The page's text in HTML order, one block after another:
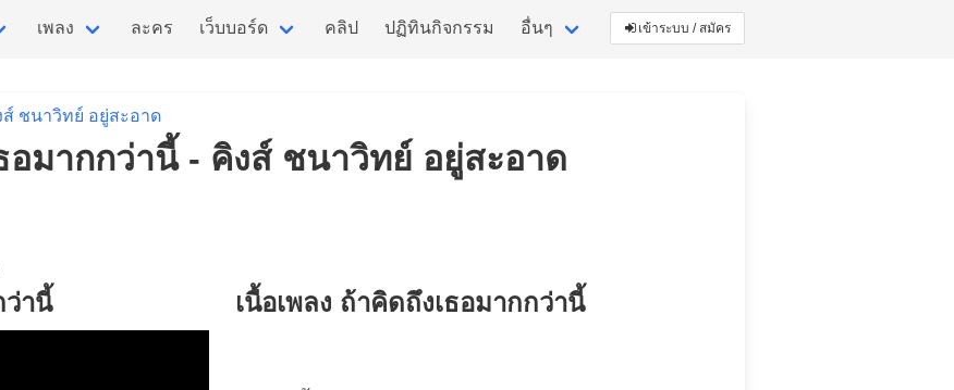
เพลง ละคร เว็บบอร์ด คลิป ปฏิทินกิจกรรม อื่นๆ เข้าระบบ / สมัคร
ส์ ชนาวิทย์ อยู่สะอาด
อมากกว่านี้ - คิงส์ ชนาวิทย์ อยู่สะอาด
ว่านี้ เนื้อเพลง ถ้าคิดถึงเธอมากกว่านี้